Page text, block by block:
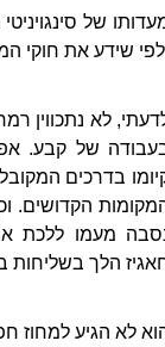
של
שידע את חוקי
לא נתכווין
של קבע.
בדרכים
הקדושים.
מעמו ללכת
הלך בשליחות
לא הגיע למחוז